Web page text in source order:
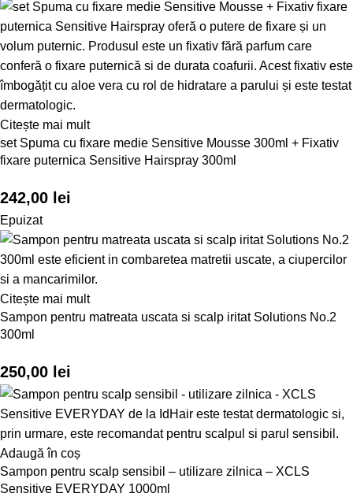
Citește mai mult
set Spuma cu fixare medie Sensitive Mousse 300ml + Fixativ
fixare puternica Sensitive Hairspray 300ml
242,00 lei
Epuizat
Citește mai mult
Sampon pentru matreata uscata si scalp iritat Solutions No.2
300ml
250,00 lei
Adaugă în coș
Sampon pentru scalp sensibil – utilizare zilnica – XCLS
Sensitive EVERYDAY 1000ml